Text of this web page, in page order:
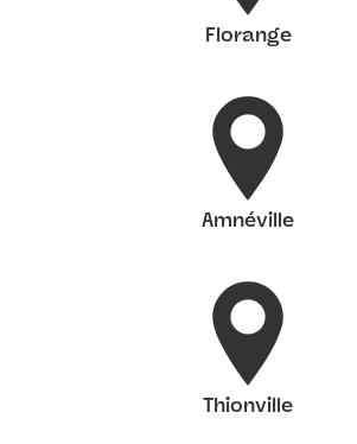
Florange
Amnéville
Thionville